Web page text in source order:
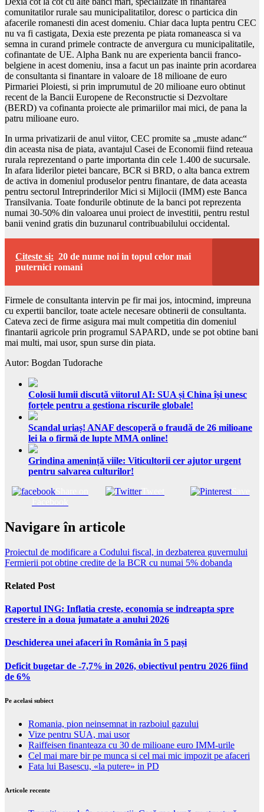
comunitatilor rurale sau municipalitatilor, doresc o particica din
afacerile romanesti din acest domeniu. Chiar daca lupta pentru CEC
nu va fi castigata, Dexia este prezenta pe piata romaneasca si va
semna in curand primele contracte de anvergura cu municipalitatile,
cofinantate de UE. Alpha Bank nu are experienta bancii franco-
belgiene in acest domeniu, insa a facut un pas inainte prin acordarea
de consultanta si finantare in valoare de 18 milioane de euro
Pirmariei Ploiesti, si prin imprumutul de 20 milioane euro obtinut
recent de la Bancii Europene de Reconstructie si Dezvoltare
(BERD) va cofinanta proiecte ale primariilor mai mici, de pana la
patru milioane euro.
In urma privatizarii de anul viitor, CEC promite sa „muste adanc“
din aceasta nisa de piata, avantajul Casei de Economii fiind reteaua
rurala reprezentand o parte importanta din cele 1.400 de sucursale.
In afara liderilor pietei bancare, BCR si BRD, o alta banca extrem
de activa in domeniul produselor pentru finantare, de data aceasta
pentru sectorul Intreprinderilor Mici si Mijlocii (IMM) este Banca
Transilvania. Toate fondurile obtinute de la banci pot reprezenta
numai 30-50% din valoarea unui proiect de investitii, pentru restul
banii venind gratis din buzunarul contribuabilului occidental.
Citeste si: 20 de nume noi in topul celor mai
puternici romani
Firmele de consultanta intervin pe fir mai jos, intocmind, impreuna
cu expertii bancilor, toate actele necesare obtinerii de consultanta.
Cateva zeci de firme asigura mai mult competitia din domeniul
finantarii agricole prin programul SAPARD, unde se pot obtine bani
mai multi, mai usor, spun surse din piata.
Autor: Bogdan Tudorache
Colosii lumii discută viitorul AI: SUA și China își unesc
forțele pentru a gestiona riscurile globale!
Scandal uriaș! ANAF descoperă o fraudă de 26 milioane
lei la o firmă de lupte MMA online!
Grindina amenință viile: Viticultorii cer ajutor urgent
pentru salvarea culturilor!
Tweet Save
Navigare în articole
Proiectul de modificare a Codului fiscal, in dezbaterea guvernului
Fermierii pot obtine credite de la BCR cu numai 5% dobanda
Related Post
Raportul ING: Inflatia creste, economia se indreapta spre
crestere in a doua jumatate a anului 2026
Deschiderea unei afaceri în România în 5 pași
Deficit bugetar de -7,7% in 2026, obiectivul pentru 2026 fiind
de 6%
Pe acelasi subiect
Romania, pion neinsemnat in razboiul gazului
Vize pentru SUA, mai usor
Raiffeisen finanteaza cu 30 de milioane euro IMM-urile
Cel mai mare bir pe munca si cel mai mic impozit pe afaceri
Fata lui Basescu, «la putere» in PD
Articole recente